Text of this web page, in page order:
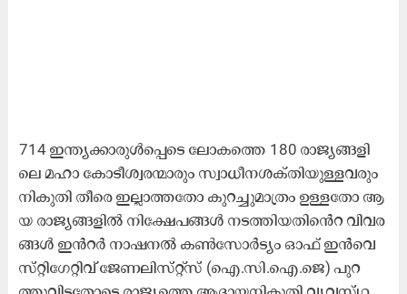
714 ഇ​ന്ത്യ​ക്കാ​രു​ൾ​പ്പെ​ടെ ലോ​ക​ത്തെ 180 രാ​ജ്യ​ങ്ങ​ളി​
ലെ ​മ​ഹാ കോ​ടീ​ശ്വ​ര​ന്മാ​രും സ്വാ​ധീ​ന​ശ​ക്​​തി​യു​ള്ള​വ​രും
നി​കു​തി തീ​രെ ഇ​ല്ലാ​ത്ത​തോ കു​റ​ച്ചു​മാ​ത്രം ഉ​ള്ള​േ​താ ആ​
യ രാ​ജ്യ​ങ്ങ​ളി​ൽ നി​ക്ഷേ​പ​ങ്ങ​ൾ ന​ട​ത്തി​യ​തി​െ​ൻ​റ വി​വ​ര​
ങ്ങ​ൾ ഇ​ൻ​റ​ർ നാ​ഷ​ന​ൽ ക​ൺ​സോ​ർ​ട്യം ഒാ​ഫ്​ ഇ​ൻ​വെ​
സ്​​റ്റി​ഗേ​റ്റിവ്​ ജേ​ണ​ലി​സ്​​റ്റ്​സ്​ (​െഎ.​സി.​െ​എ.​ജെ) പു​റ​